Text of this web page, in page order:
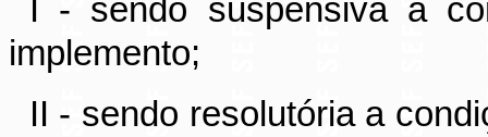
I - sendo suspensiva a
implemento;
II - sendo resolutória a